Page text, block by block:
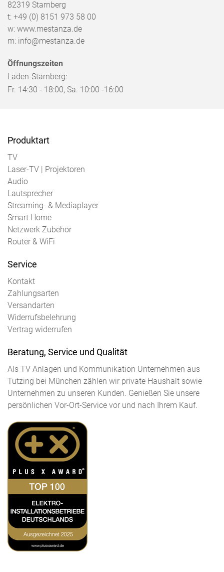
82319 Starnberg
t: +49 (0) 8151 973 58 00
w: www.mestanza.de
m: info@mestanza.de
Öffnungszeiten
Laden-Starnberg:
Fr. 14:30 - 18:00, Sa. 10:00 -16:00
Produktart
TV
Laser-TV | Projektoren
Audio
Lautsprecher
Streaming- & Mediaplayer
Smart Home
Netzwerk Zubehör
Router & WiFi
Service
Kontakt
Zahlungsarten
Versandarten
Widerrufsbelehrung
Vertrag widerrufen
Beratung, Service und Qualität
Als TV Anlagen und Kommunikation Unternehmen aus
Tutzing bei München zählen wir private Haushalt sowie
Unternehmen zu unseren Kunden. Genießen Sie unsere
persönlichen Vor-Ort-Service vor und nach Ihrem Kauf.